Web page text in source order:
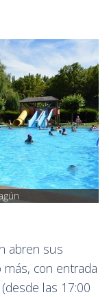
abren sus
con entrada
las 17:00